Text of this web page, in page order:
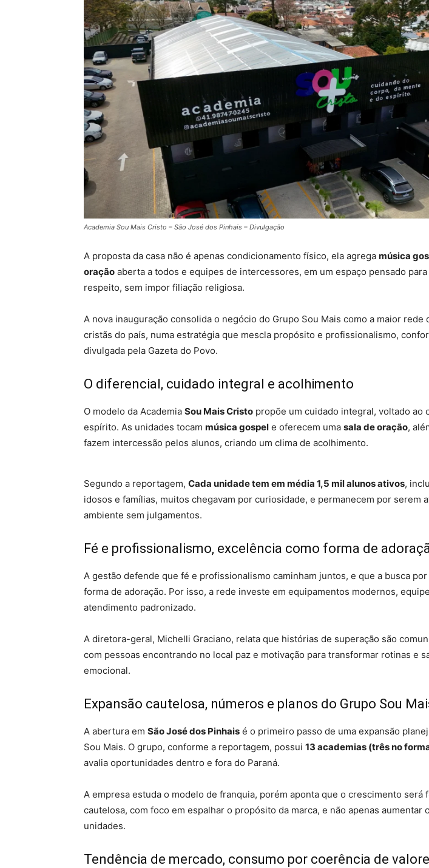
Academia Sou Mais Cristo – São José dos Pinhais – Divulgação
A proposta da casa não é apenas condicionamento físico, ela agrega música
oração aberta a todos e equipes de intercessores, em um espaço pensado
respeito, sem impor filiação religiosa.
A nova inauguração consolida o negócio do Grupo Sou Mais como a maior rede
cristãs do país, numa estratégia que mescla propósito e profissionalismo,
divulgada pela Gazeta do Povo.
O diferencial, cuidado integral e acolhimento
O modelo da Academia Sou Mais Cristo propõe um cuidado integral, voltado ao
espírito. As unidades tocam música gospel e oferecem uma sala de oração,
fazem intercessão pelos alunos, criando um clima de acolhimento.
Segundo a reportagem, Cada unidade tem em média 1,5 mil alunos ativos,
idosos e famílias, muitos chegavam por curiosidade, e permanecem por serem
ambiente sem julgamentos.
Fé e profissionalismo, excelência como forma de
A gestão defende que fé e profissionalismo caminham juntos, e que a busca
forma de adoração. Por isso, a rede investe em equipamentos modernos,
atendimento padronizado.
A diretora-geral, Michelli Graciano, relata que histórias de superação são
com pessoas encontrando no local paz e motivação para transformar rotinas e
emocional.
Expansão cautelosa, números e planos do Grupo Sou
A abertura em São José dos Pinhais é o primeiro passo de uma expansão
Sou Mais. O grupo, conforme a reportagem, possui 13 academias (três no
avalia oportunidades dentro e fora do Paraná.
A empresa estuda o modelo de franquia, porém aponta que o crescimento será
cautelosa, com foco em espalhar o propósito da marca, e não apenas aumentar
unidades.
Tendência de mercado, consumo por coerência de